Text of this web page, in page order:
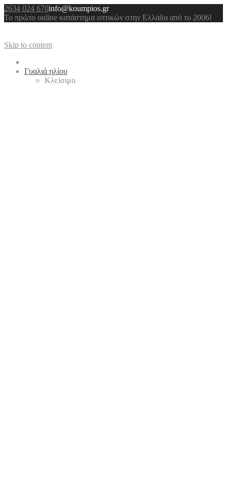
2634 024 670info@koumpios.gr
Το πρώτο online κατάστημα οπτικών στην Ελλάδα από το 2006!
Skip to content
Γυαλιά ηλίου
Κλείσιμο